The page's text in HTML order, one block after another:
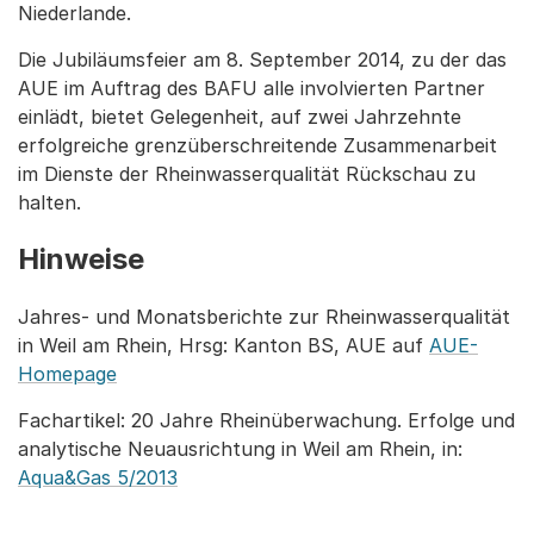
Niederlande.
Die Jubiläumsfeier am 8. September 2014, zu der das
AUE im Auftrag des BAFU alle involvierten Partner
einlädt, bietet Gelegenheit, auf zwei Jahrzehnte
erfolgreiche grenzüberschreitende Zusammenarbeit
im Dienste der Rheinwasserqualität Rückschau zu
halten.
Hinweise
Jahres- und Monatsberichte zur Rheinwasserqualität
in Weil am Rhein, Hrsg: Kanton BS, AUE auf AUE-
Homepage
Fachartikel: 20 Jahre Rheinüberwachung. Erfolge und
analytische Neuausrichtung in Weil am Rhein, in:
Aqua&Gas 5/2013